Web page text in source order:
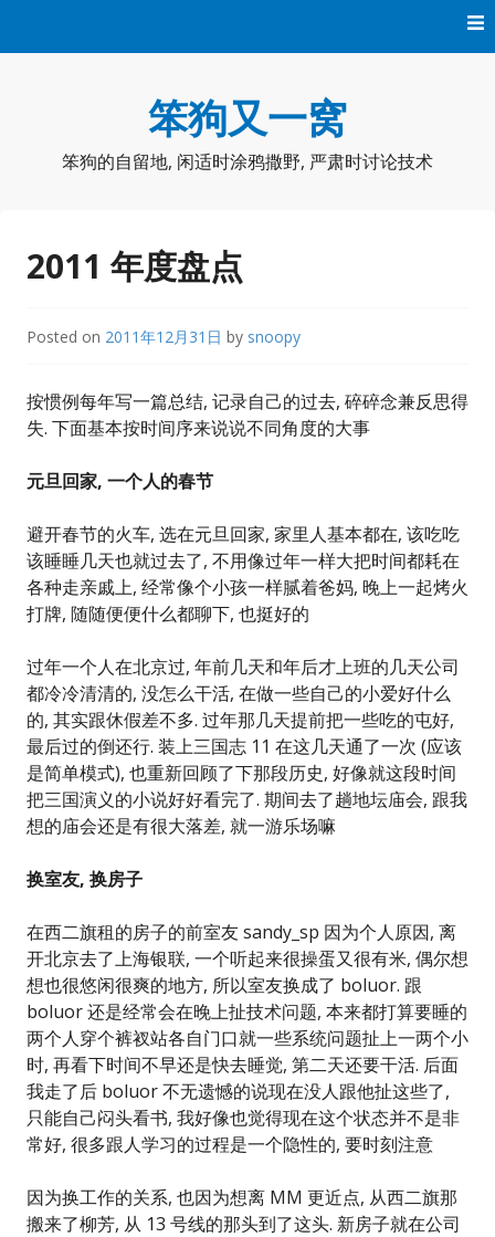
笨狗又一窝
笨狗的自留地, 闲适时涂鸦撒野, 严肃时讨论技术
2011 年度盘点
Posted on 2011年12月31日 by snoopy
按惯例每年写一篇总结, 记录自己的过去, 碎碎念兼反思得
失. 下面基本按时间序来说说不同角度的大事
元旦回家, 一个人的春节
避开春节的火车, 选在元旦回家, 家里人基本都在, 该吃吃
该睡睡几天也就过去了, 不用像过年一样大把时间都耗在
各种走亲戚上, 经常像个小孩一样腻着爸妈, 晚上一起烤火
打牌, 随随便便什么都聊下, 也挺好的
过年一个人在北京过, 年前几天和年后才上班的几天公司
都冷冷清清的, 没怎么干活, 在做一些自己的小爱好什么
的, 其实跟休假差不多. 过年那几天提前把一些吃的屯好,
最后过的倒还行. 装上三国志 11 在这几天通了一次 (应该
是简单模式), 也重新回顾了下那段历史, 好像就这段时间
把三国演义的小说好好看完了. 期间去了趟地坛庙会, 跟我
想的庙会还是有很大落差, 就一游乐场嘛
换室友, 换房子
在西二旗租的房子的前室友 sandy_sp 因为个人原因, 离
开北京去了上海银联, 一个听起来很操蛋又很有米, 偶尔想
想也很悠闲很爽的地方, 所以室友换成了 boluor. 跟
boluor 还是经常会在晚上扯技术问题, 本来都打算要睡的
两个人穿个裤衩站各自门口就一些系统问题扯上一两个小
时, 再看下时间不早还是快去睡觉, 第二天还要干活. 后面
我走了后 boluor 不无遗憾的说现在没人跟他扯这些了,
只能自己闷头看书, 我好像也觉得现在这个状态并不是非
常好, 很多跟人学习的过程是一个隐性的, 要时刻注意
因为换工作的关系, 也因为想离 MM 更近点, 从西二旗那
搬来了柳芳, 从 13 号线的那头到了这头. 新房子就在公司